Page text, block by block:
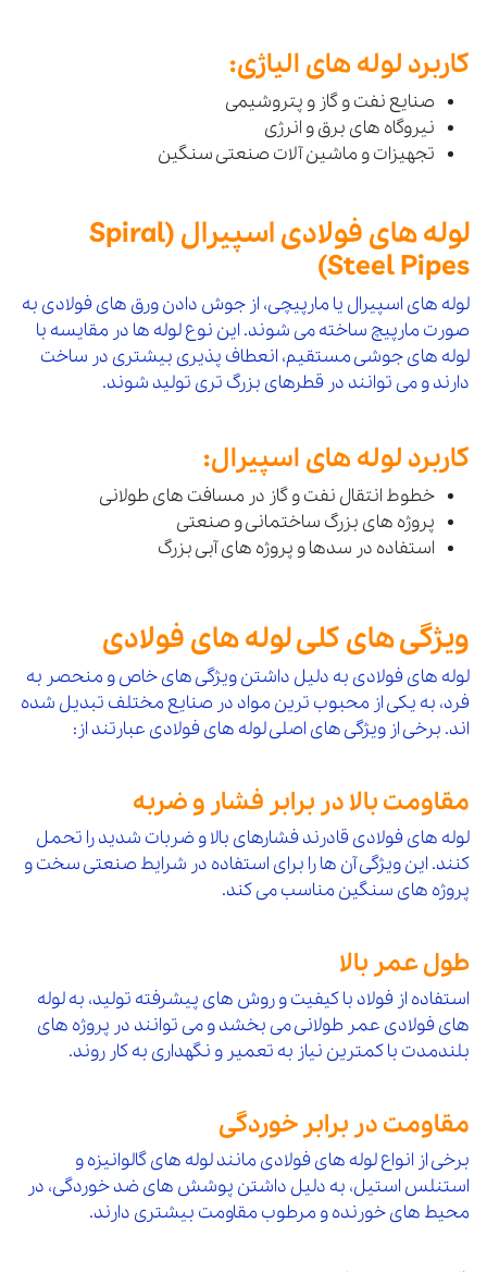
کاربرد لوله های الیاژی:
صنایع نفت و گاز و پتروشیمی
نیروگاه های برق و انرژی
تجهیزات و ماشین آلات صنعتی سنگین
لوله های فولادی اسپیرال (Spiral
Steel Pipes)
لوله های اسپیرال یا مارپیچی، از جوش دادن ورق های فولادی به
صورت مارپیچ ساخته می شوند. این نوع لوله ها در مقایسه با
لوله های جوشی مستقیم، انعطاف پذیری بیشتری در ساخت
دارند و می توانند در قطرهای بزرگ تری تولید شوند.
کاربرد لوله های اسپیرال:
خطوط انتقال نفت و گاز در مسافت های طولانی
پروژه های بزرگ ساختمانی و صنعتی
استفاده در سدها و پروژه های آبی بزرگ
ویژگی های کلی لوله های فولادی
لوله های فولادی به دلیل داشتن ویژگی های خاص و منحصر به
فرد، به یکی از محبوب ترین مواد در صنایع مختلف تبدیل شده
اند. برخی از ویژگی های اصلی لوله های فولادی عبارتند از:
مقاومت بالا در برابر فشار و ضربه
لوله های فولادی قادرند فشارهای بالا و ضربات شدید را تحمل
کنند. این ویژگی آن ها را برای استفاده در شرایط صنعتی سخت و
پروژه های سنگین مناسب می کند.
طول عمر بالا
استفاده از فولاد با کیفیت و روش های پیشرفته تولید، به لوله
های فولادی عمر طولانی می بخشد و می توانند در پروژه های
بلندمدت با کمترین نیاز به تعمیر و نگهداری به کار روند.
مقاومت در برابر خوردگی
برخی از انواع لوله های فولادی مانند لوله های گالوانیزه و
استنلس استیل، به دلیل داشتن پوشش های ضد خوردگی، در
محیط های خورنده و مرطوب مقاومت بیشتری دارند.